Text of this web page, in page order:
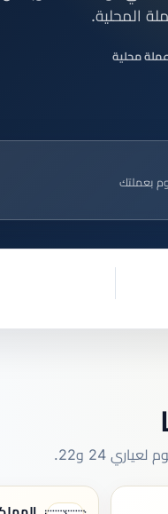
بعملتك
24 و22.